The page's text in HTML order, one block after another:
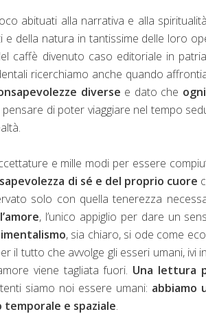
abituati alla narrativa e alla
della natura in tantissime delle loro
caffè divenuto caso editoriale in
ricerchiamo anche quando
diverse e dato che
pensare di poter viaggiare nel tempo
e mille modi per essere
di sé e del proprio cuore
solo con quella tenerezza
l’amore, l’unico appiglio per dare un
, sia chiaro, si ode come
il tutto che avvolge gli esseri umani,
viene tagliata fuori. Una lettura
siamo noi essere umani: abbiamo
temporale e spaziale.